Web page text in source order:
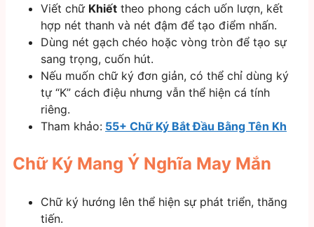
Viết chữ Khiết theo phong cách uốn lượn, kết
hợp nét thanh và nét đậm để tạo điểm nhấn.
Dùng nét gạch chéo hoặc vòng tròn để tạo sự
sang trọng, cuốn hút.
Nếu muốn chữ ký đơn giản, có thể chỉ dùng ký
tự “K” cách điệu nhưng vẫn thể hiện cá tính
riêng.
Tham khảo: 55+ Chữ Ký Bắt Đầu Bằng Tên Kh
Chữ Ký Mang Ý Nghĩa May Mắn
Chữ ký hướng lên thể hiện sự phát triển, thăng
tiến.